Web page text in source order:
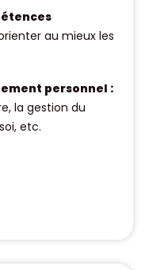
au mieux les
personnel :
la gestion du
etc.